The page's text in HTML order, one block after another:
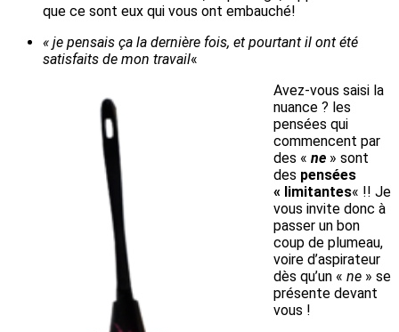
que ce sont eux qui vous ont embauché!
« je pensais ça la dernière fois, et pourtant il ont été
satisfaits de mon travail«
Avez-vous saisi la
nuance ? les
pensées qui
commencent par
des « ne » sont
des pensées
« limitantes« !! Je
vous invite donc à
passer un bon
coup de plumeau,
voire d’aspirateur
dès qu’un « ne » se
présente devant
vous !